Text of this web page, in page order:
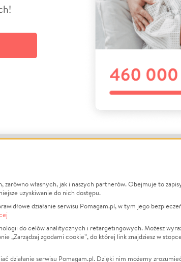
O nas
Opinie
Raporty
Za darmo
Zbieraj
Leczenie
Zwierzęta
Pożar
własnych, jak i naszych partnerów. Obejmuje to
uzyskiwanie do nich dostępu.
działanie serwisu Pomagam.pl, w tym jego
do celów analitycznych i retargetingowych. Możesz
„Zarządzaj zgodami cookie”, do której link znajdziesz w
działanie serwisu Pomagam.pl. Dzięki nim możemy